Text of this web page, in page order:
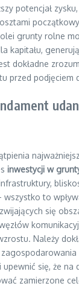
potencjał
grunty rolne
kapitału,
dokładne
przed podjęciem
inwestycji w
to
się
Należy
się, że na
zamierzone